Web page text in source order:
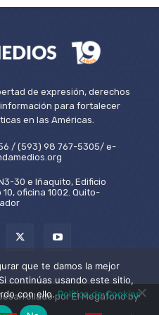
de expresión, derechos
para fortalecer
en las Américas.
/ (593) 98 767-5305/ e-
30 e Iñaquito, Edificio
oficina 1002. Quito-
por El Megáfono by
que te damos la mejor
continúas usando este sitio,
con ello.Política de Cookies